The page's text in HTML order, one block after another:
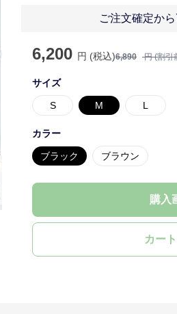
slide
ご注文確定か
6,200 円 (税込)6,890 円 (割引
サイズ
S M L
カラー
ブラック ブラウン
購入
カー